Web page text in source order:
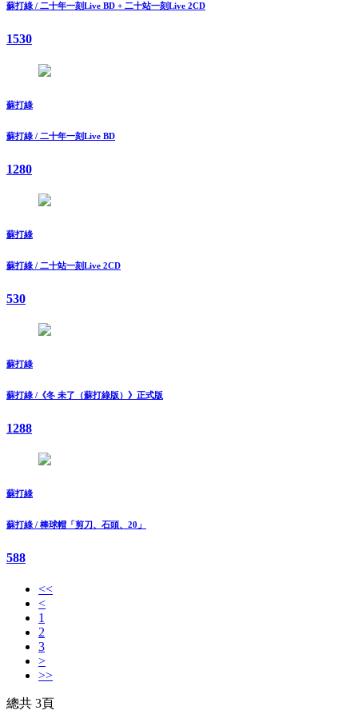
蘇打綠 / 二十年一刻Live BD + 二十站一刻Live 2CD
1530
蘇打綠
蘇打綠 / 二十年一刻Live BD
1280
蘇打綠
蘇打綠 / 二十站一刻Live 2CD
530
蘇打綠
蘇打綠 /《冬 未了（蘇打綠版）》正式版
1288
蘇打綠
蘇打綠 / 棒球帽「剪刀、石頭、20」
588
<<
<
1
2
3
>
>>
總共 3頁